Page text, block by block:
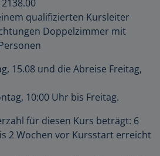
qualifizierten Kursleiter
Doppelzimmer mit
15.08 und die Abreise Freitag,
10:00 Uhr bis Freitag.
für diesen Kurs beträgt: 6
2 Wochen vor Kursstart erreicht